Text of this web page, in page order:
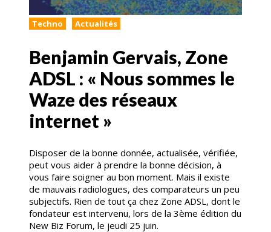
Techno Actualités
Benjamin Gervais, Zone
ADSL : « Nous sommes le
Waze des réseaux
internet »
Disposer de la bonne donnée, actualisée, vérifiée,
peut vous aider à prendre la bonne décision, à
vous faire soigner au bon moment. Mais il existe
de mauvais radiologues, des comparateurs un peu
subjectifs. Rien de tout ça chez Zone ADSL, dont le
fondateur est intervenu, lors de la 3ème édition du
New Biz Forum, le jeudi 25 juin.